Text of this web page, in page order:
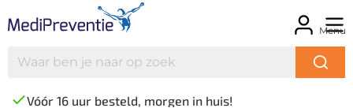
Menu
Vóór 16 uur besteld, morgen in huis!